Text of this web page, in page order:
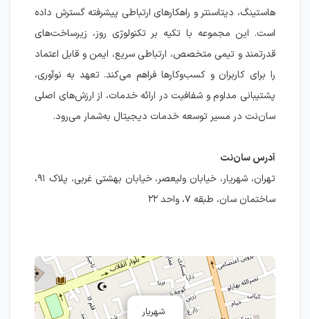
هاستینگ، دیتاسنتر و راهکارهای ارتباطی پیشرفته گسترش داده
است. این مجموعه با تکیه بر تکنولوژی روز، زیرساخت‌های
قدرتمند و تیمی متخصص، ارتباطی سریع، ایمن و قابل اعتماد
را برای کاربران و کسب‌وکارها فراهم می‌کند. تعهد به نوآوری،
پشتیبانی مداوم و شفافیت در ارائه خدمات، از ارزش‌های اصلی
سان‌نت در مسیر توسعه خدمات دیجیتال به‌شمار می‌رود.
آدرس سان‌نت
تهران، شهریار، خیابان ولیعصر، خیابان بهشتی غربی، پلاک ۹۱،
ساختمان سان، طبقه ۷، واحد ۲۲
شهریار